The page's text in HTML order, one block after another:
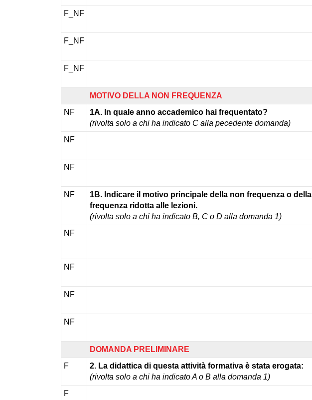
F_NF
F_NF
F_NF
MOTIVO DELLA NON FREQUENZA
NF
1A. In quale anno accademico hai frequentato?
(rivolta solo a chi ha indicato C alla pecedente domanda)
NF
NF
NF
1B. Indicare il motivo principale della non frequenza o della
frequenza ridotta alle lezioni.
(rivolta solo a chi ha indicato B, C o D alla domanda 1)
NF
NF
NF
NF
DOMANDA PRELIMINARE
F
2. La didattica di questa attività formativa è stata erogata:
(rivolta solo a chi ha indicato A o B alla domanda 1)
F